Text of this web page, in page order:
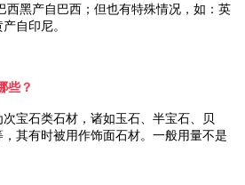
西黑产自巴西；但也有特殊情况，如：英
自印尼。
些？
宝石类石材，诸如玉石、半宝石、贝
其有时被用作饰面石材。一般用量不是